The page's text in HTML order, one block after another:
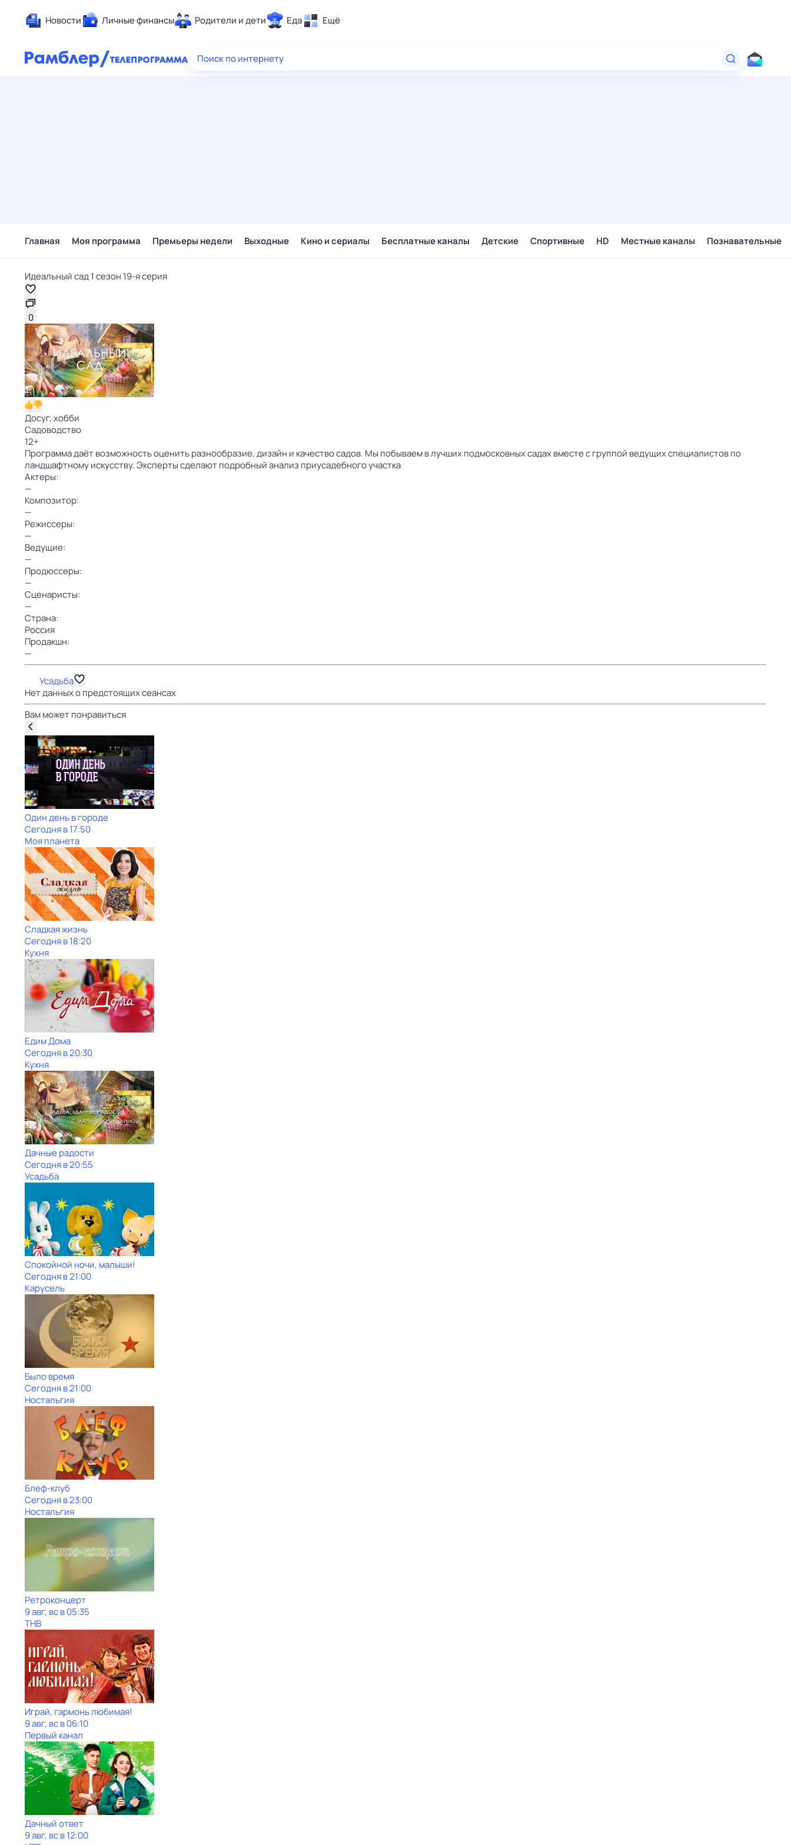
Новости Личные финансы Родители и дети Еда Ещё
Здоровье
Поиск по интернету
Главная Моя программа Премьеры недели Выходные Кино и сериалы Бесплатные каналы Детские Спортивные HD Местные каналы Познавательные
Идеальный сад 1 сезон 19-я серия
0
Досуг, хобби
Садоводство
12+
Программа даёт возможность оценить разнообразие, дизайн и качество садов. Мы побываем в лучших подмосковных садах вместе с группой ведущих специалистов по
ландшафтному искусству. Эксперты сделают подробный анализ приусадебного участка
Актеры:
—
Композитор:
—
Режиссеры:
—
Ведущие:
—
Продюссеры:
—
Сценаристы:
—
Страна:
Россия
Продакшн:
—
Усадьба
Нет данных о предстоящих сеансах
Вам может понравиться
Один день в городе
Сегодня в 17:50
Моя планета
Сладкая жизнь
Сегодня в 18:20
Кухня
Едим Дома
Сегодня в 20:30
Кухня
Дачные радости
Сегодня в 20:55
Усадьба
Спокойной ночи, малыши!
Сегодня в 21:00
Карусель
Было время
Сегодня в 21:00
Ностальгия
Блеф-клуб
Сегодня в 23:00
Ностальгия
Ретроконцерт
9 авг, вс в 05:35
ТНВ
Играй, гармонь любимая!
9 авг, вс в 06:10
Первый канал
Дачный ответ
9 авг, вс в 12:00